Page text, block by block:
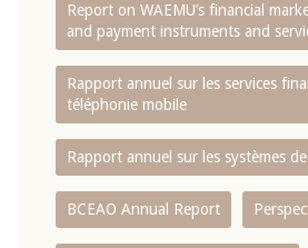
Report on WAEMU’s financial
and payment instruments and
Rapport annuel sur les services
téléphonie mobile
Rapport annuel sur les systèmes
BCEAO Annual Report